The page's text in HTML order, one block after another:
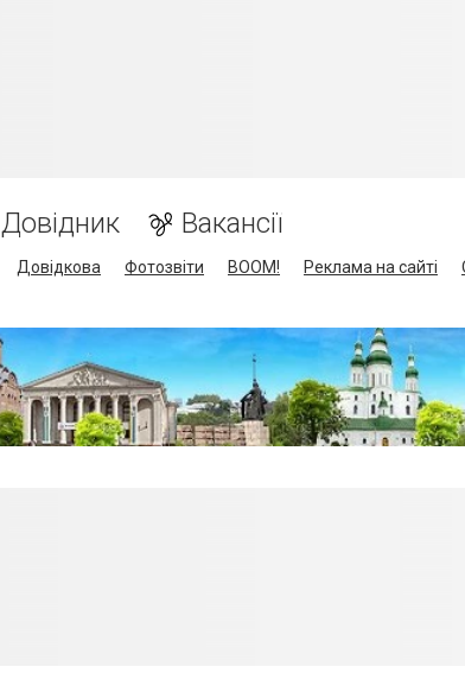
Довідник Вакансії
Довідкова Фотозвіти BOOM! Реклама на сайті